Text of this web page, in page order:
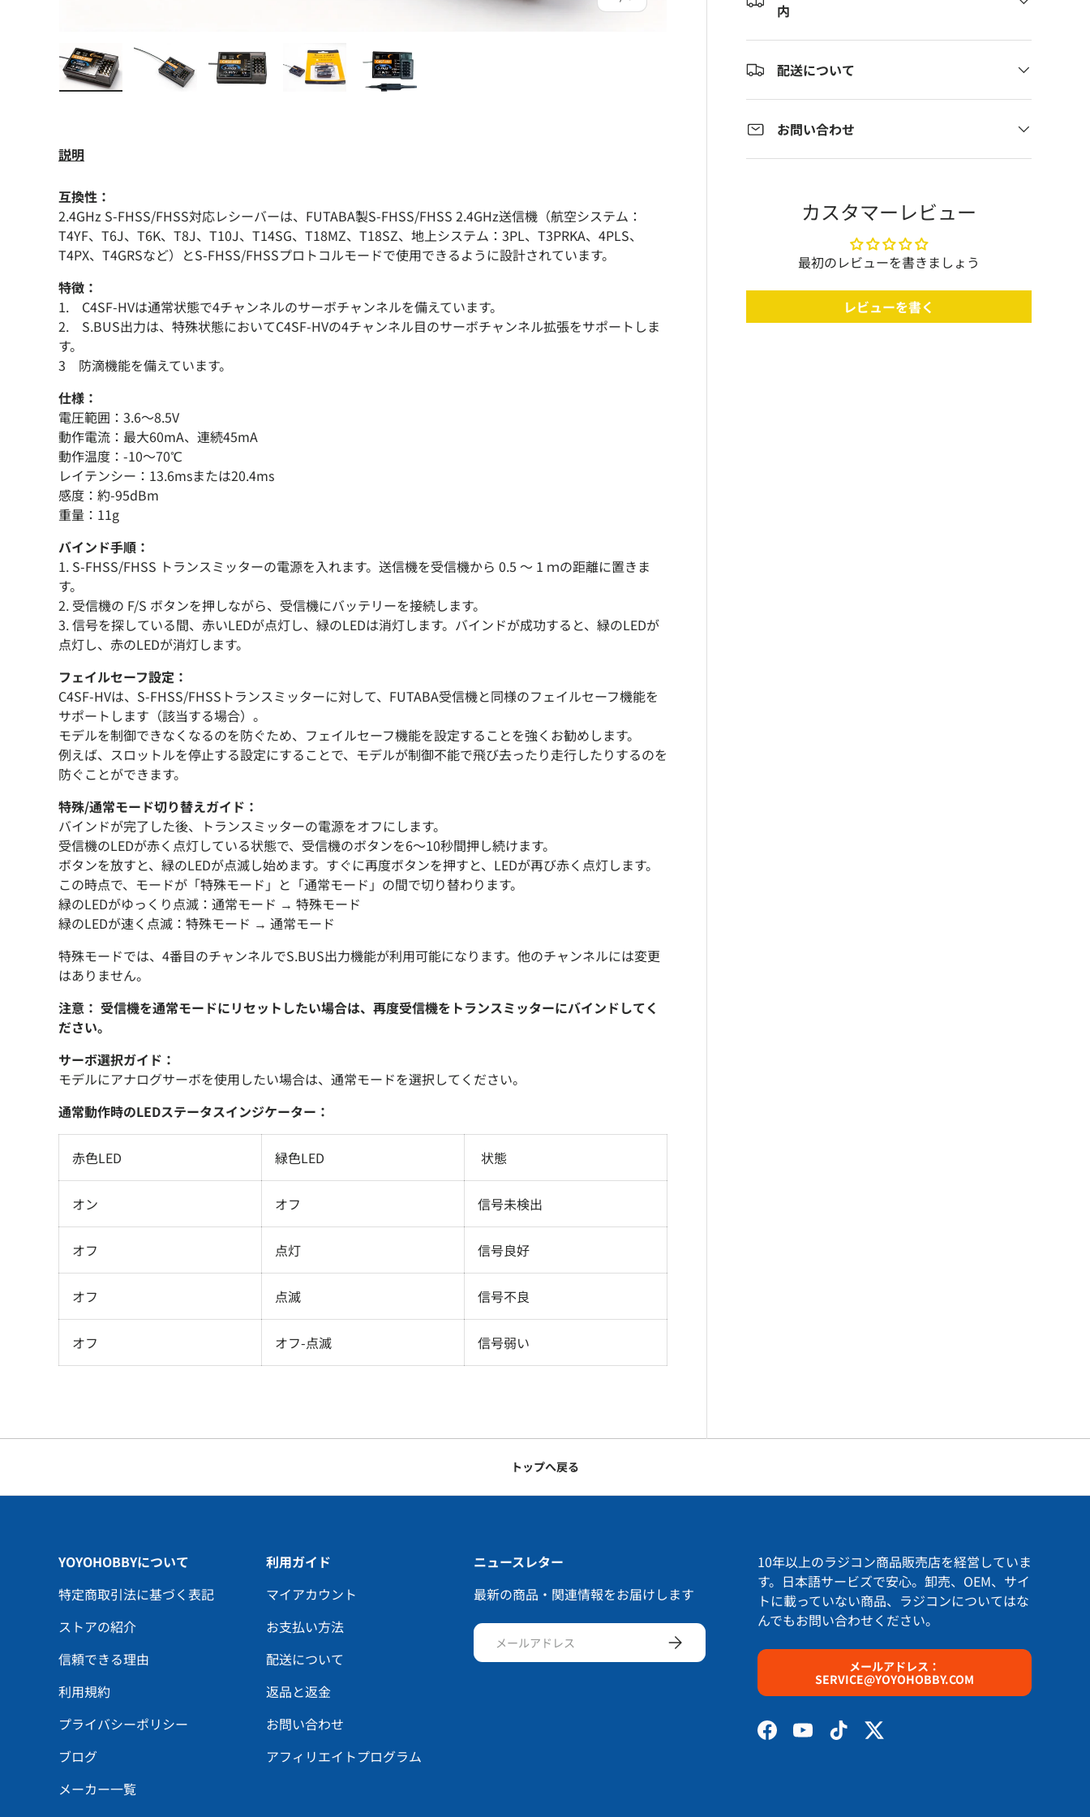
内
配送について
お問い合わせ
カスタマーレビュー
最初のレビューを書きましょう
レビューを書く
説明
互換性：
2.4GHz S-FHSS/FHSS対応レシーバーは、FUTABA製S-FHSS/FHSS 2.4GHz送信機（航空システム：
T4YF、T6J、T6K、T8J、T10J、T14SG、T18MZ、T18SZ、地上システム：3PL、T3PRKA、4PLS、
T4PX、T4GRSなど）とS-FHSS/FHSSプロトコルモードで使用できるように設計されています。
特徴：
1. C4SF-HVは通常状態で4チャンネルのサーボチャンネルを備えています。
2. S.BUS出力は、特殊状態においてC4SF-HVの4チャンネル目のサーボチャンネル拡張をサポートしま
す。
3 防滴機能を備えています。
仕様：
電圧範囲：3.6～8.5V
動作電流：最大60mA、連続45mA
動作温度：-10～70℃
レイテンシー：13.6msまたは20.4ms
感度：約-95dBm
重量：11g
バインド手順：
1. S-FHSS/FHSS トランスミッターの電源を入れます。送信機を受信機から 0.5 ～ 1 ｍの距離に置きま
す。
2. 受信機の F/S ボタンを押しながら、受信機にバッテリーを接続します。
3. 信号を探している間、赤いLEDが点灯し、緑のLEDは消灯します。バインドが成功すると、緑のLEDが
点灯し、赤のLEDが消灯します。
フェイルセーフ設定：
C4SF-HVは、S-FHSS/FHSSトランスミッターに対して、FUTABA受信機と同様のフェイルセーフ機能を
サポートします（該当する場合）。
モデルを制御できなくなるのを防ぐため、フェイルセーフ機能を設定することを強くお勧めします。
例えば、スロットルを停止する設定にすることで、モデルが制御不能で飛び去ったり走行したりするのを
防ぐことができます。
特殊/通常モード切り替えガイド：
バインドが完了した後、トランスミッターの電源をオフにします。
受信機のLEDが赤く点灯している状態で、受信機のボタンを6〜10秒間押し続けます。
ボタンを放すと、緑のLEDが点滅し始めます。すぐに再度ボタンを押すと、LEDが再び赤く点灯します。
この時点で、モードが「特殊モード」と「通常モード」の間で切り替わります。
緑のLEDがゆっくり点滅：通常モード → 特殊モード
緑のLEDが速く点滅：特殊モード → 通常モード
特殊モードでは、4番目のチャンネルでS.BUS出力機能が利用可能になります。他のチャンネルには変更
はありません。
注意： 受信機を通常モードにリセットしたい場合は、再度受信機をトランスミッターにバインドしてく
ださい。
サーボ選択ガイド：
モデルにアナログサーボを使用したい場合は、通常モードを選択してください。
通常動作時のLEDステータスインジケーター：
赤色LED 緑色LED 状態
オン オフ 信号未検出
オフ 点灯 信号良好
オフ 点滅 信号不良
オフ オフ-点滅 信号弱い
トップへ戻る
YOYOHOBBYについて
特定商取引法に基づく表記
ストアの紹介
信頼できる理由
利用規約
プライバシーポリシー
ブログ
メーカー一覧
利用ガイド
マイアカウント
お支払い方法
配送について
返品と返金
お問い合わせ
アフィリエイトプログラム
ニュースレター
最新の商品・関連情報をお届けします
メールアドレス サブスクリプションする
10年以上のラジコン商品販売店を経営していま
す。日本語サービズで安心。卸売、OEM、サイ
トに載っていない商品、ラジコンについてはな
んでもお問い合わせください。
メールアドレス：
SERVICE@YOYOHOBBY.COM
FacebookYouTubeTikTokTwitter